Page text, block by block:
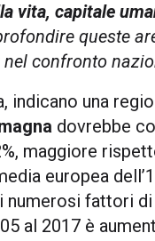
vita, capitale
queste
confronto
indicano una
dovrebbe
maggiore
europea
numerosi fattori
al 2017 è